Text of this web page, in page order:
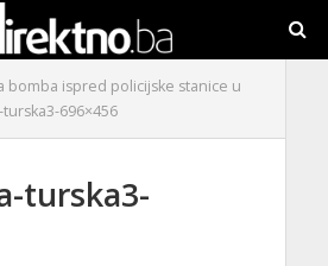
bomba ispred policijske stanice u
696×456
turska3-